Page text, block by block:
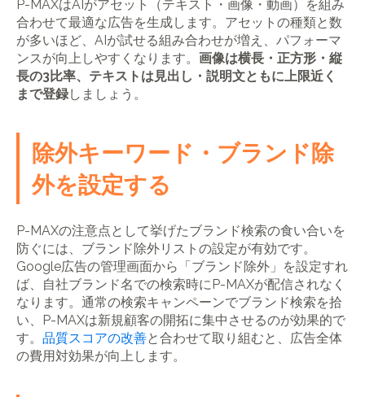
P-MAXはAIがアセット（テキスト・画像・動画）を組み
合わせて最適な広告を生成します。アセットの種類と数
が多いほど、AIが試せる組み合わせが増え、パフォーマ
ンスが向上しやすくなります。 画像は横長・正方形・縦
長の3比率、テキストは見出し・説明文ともに上限近く
まで登録しましょう。
除外キーワード・ブランド除
外を設定する
P-MAXの注意点として挙げたブランド検索の食い合いを
防ぐには、ブランド除外リストの設定が有効です。
Google広告の管理画面から「ブランド除外」を設定すれ
ば、自社ブランド名での検索時にP-MAXが配信されなく
なります。通常の検索キャンペーンでブランド検索を拾
い、P-MAXは新規顧客の開拓に集中させるのが効果的で
す。 品質スコアの改善と合わせて取り組むと、広告全体
の費用対効果が向上します。